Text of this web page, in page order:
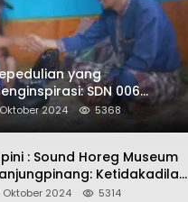
yang
SDN 006
Gelar Program
“Berbagi Segenggam Beras”
2024 5368
: Sound Horeg Museum
Ketidakadilan
Representasi
Oktober 2024 5314